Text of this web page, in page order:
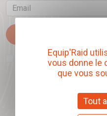
Email
J'accepte que l'ouverture des
comprendre les sujets qui
proposés. Ce choix est
mon inscription.
Equip'Raid
vous donne le
que vous
Tout